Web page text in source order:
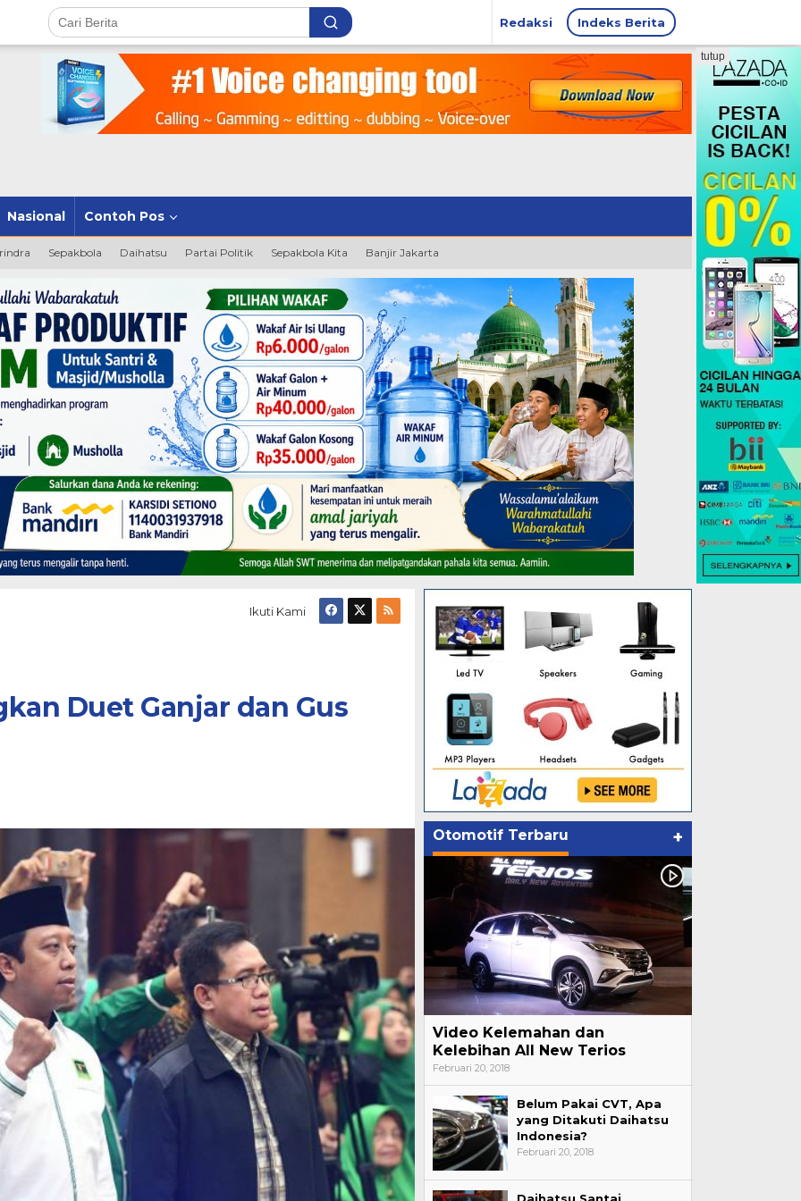
Redaksi Indeks Berita
Nasional Contoh Pos
Sepakbola Daihatsu Partai Politik Sepakbola Kita Banjir Jakarta
tutup
Ikuti Kami
Duet Ganjar dan Gus
Otomotif Terbaru +
Video Kelemahan dan
Kelebihan All New Terios
Februari 20, 2018
Belum Pakai CVT, Apa
yang Ditakuti Daihatsu
Indonesia?
Februari 20, 2018